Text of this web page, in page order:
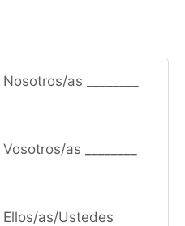
Nosotros/as ________
Vosotros/as ________
Ellos/as/Ustedes